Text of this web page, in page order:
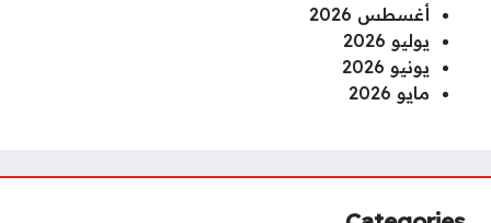
أغسطس 2026
يوليو 2026
يونيو 2026
مايو 2026